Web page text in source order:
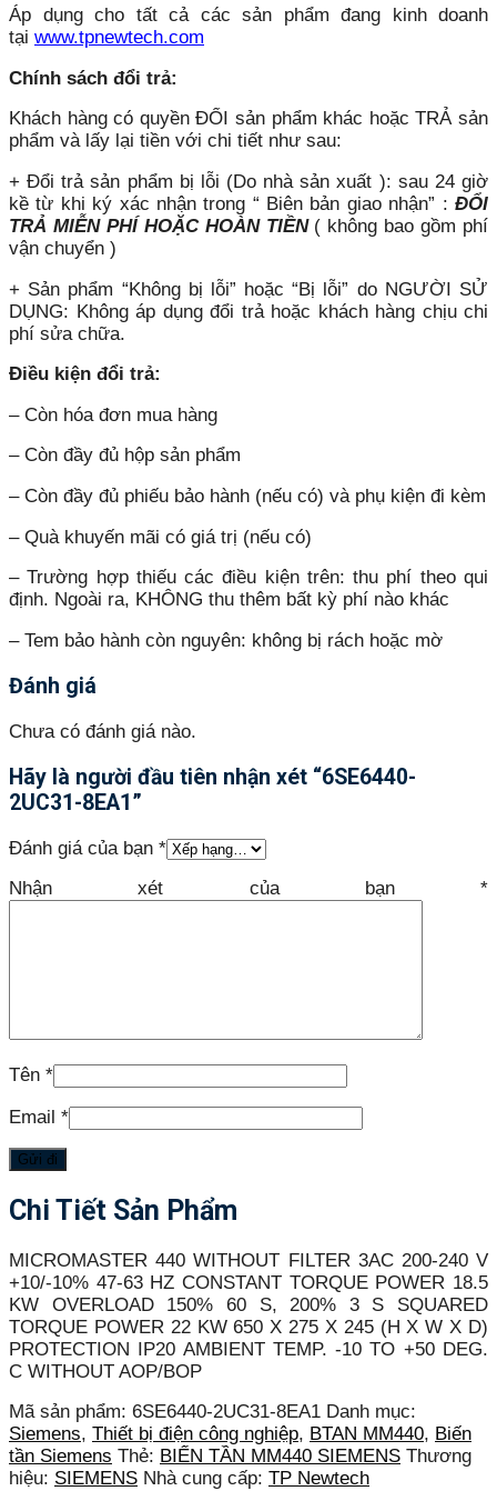
Áp dụng cho tất cả các sản phẩm đang kinh doanh
tại www.tpnewtech.com
Chính sách đổi trả:
Khách hàng có quyền ĐỔI sản phẩm khác hoặc TRẢ sản
phẩm và lấy lại tiền với chi tiết như sau:
+ Đổi trả sản phẩm bị lỗi (Do nhà sản xuất ): sau 24 giờ
kề từ khi ký xác nhận trong “ Biên bản giao nhận” : ĐỔI
TRẢ MIỄN PHÍ HOẶC HOÀN TIỀN( không bao gồm phí
vận chuyển )
+ Sản phẩm “Không bị lỗi” hoặc “Bị lỗi” do NGƯỜI SỬ
DỤNG: Không áp dụng đổi trả hoặc khách hàng chịu chi
phí sửa chữa.
Điều kiện đổi trả:
– Còn hóa đơn mua hàng
– Còn đầy đủ hộp sản phẩm
– Còn đầy đủ phiếu bảo hành (nếu có) và phụ kiện đi kèm
– Quà khuyến mãi có giá trị (nếu có)
– Trường hợp thiếu các điều kiện trên: thu phí theo qui
định. Ngoài ra, KHÔNG thu thêm bất kỳ phí nào khác
– Tem bảo hành còn nguyên: không bị rách hoặc mờ
Đánh giá
Chưa có đánh giá nào.
Hãy là người đầu tiên nhận xét “6SE6440-
2UC31-8EA1”
Đánh giá của bạn *
Nhận xét của bạn *
Tên *
Email *
Chi Tiết Sản Phẩm
MICROMASTER 440 WITHOUT FILTER 3AC 200-240 V
+10/-10% 47-63 HZ CONSTANT TORQUE POWER 18.5
KW OVERLOAD 150% 60 S, 200% 3 S SQUARED
TORQUE POWER 22 KW 650 X 275 X 245 (H X W X D)
PROTECTION IP20 AMBIENT TEMP. -10 TO +50 DEG.
C WITHOUT AOP/BOP
Mã sản phẩm: 6SE6440-2UC31-8EA1 Danh mục:
Siemens, Thiết bị điện công nghiệp, BTAN MM440, Biến
tần Siemens Thẻ: BIẾN TẦN MM440 SIEMENS Thương
hiệu: SIEMENS Nhà cung cấp: TP Newtech